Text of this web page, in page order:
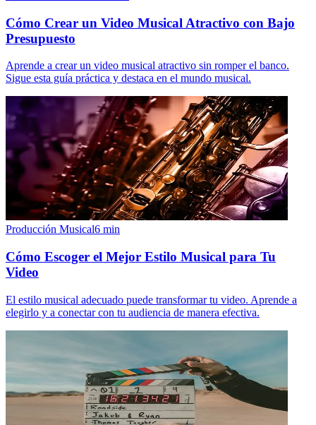
Cómo Crear un Video Musical Atractivo con Bajo
Presupuesto
Aprende a crear un video musical atractivo sin romper el banco.
Sigue esta guía práctica y destaca en el mundo musical.
Producción Musical6 min
Cómo Escoger el Mejor Estilo Musical para Tu
Video
El estilo musical adecuado puede transformar tu video. Aprende a
elegirlo y a conectar con tu audiencia de manera efectiva.